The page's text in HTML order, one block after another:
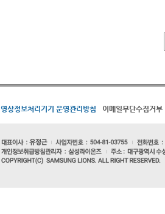
영상정보처리기기 운영관리방침 이메일무단수집거부